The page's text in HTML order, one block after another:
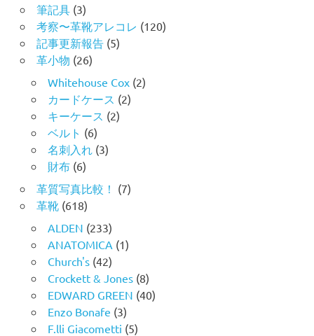
筆記具(3)
考察〜革靴アレコレ (120)
記事更新報告(5)
革小物 (26)
Whitehouse Cox(2)
カードケース (2)
キーケース (2)
ベルト (6)
名刺入れ (3)
財布(6)
革質写真比較！ (7)
革靴(618)
ALDEN (233)
ANATOMICA (1)
Church's(42)
Crockett & Jones(8)
EDWARD GREEN (40)
Enzo Bonafe (3)
F.lli Giacometti (5)